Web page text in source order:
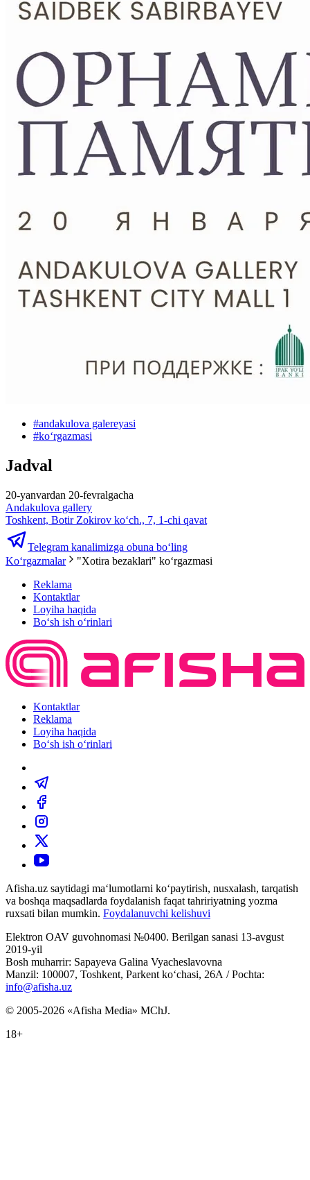
#andakulova galereyasi
#koʻrgazmasi
Jadval
20-yanvardan 20-fevralgacha
Andakulova gallery
Toshkent, Botir Zokirov ko‘ch., 7, 1-chi qavat
Telegram kanalimizga obuna bo‘ling
Ko‘rgazmalar
"Xotira bezaklari" koʻrgazmasi
Reklama
Kontaktlar
Loyiha haqida
Bo‘sh ish o‘rinlari
Kontaktlar
Reklama
Loyiha haqida
Bo‘sh ish o‘rinlari
Afisha.uz saytidagi ma‘lumotlarni ko‘paytirish, nusxalash, tarqatish
va boshqa maqsadlarda foydalanish faqat tahririyatning yozma
ruxsati bilan mumkin. Foydalanuvchi kelishuvi
Elektron OAV guvohnomasi №0400. Berilgan sanasi 13-avgust
2019-yil
Bosh muharrir: Sapayeva Galina Vyacheslavovna
Manzil: 100007, Toshkent, Parkent ko‘chasi, 26А / Pochta:
info@afisha.uz
© 2005-2026 «Afisha Media» MChJ.
18+